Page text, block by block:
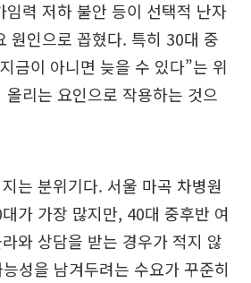
임력 저하 불안 등이 선택적 난자
원인으로 꼽혔다. 특히 30대 중
금이 아니면 늦을 수 있다”는 위
올리는 요인으로 작용하는 것으
는 분위기다. 서울 마곡 차병원
가 가장 많지만, 40대 중후반 여
와 상담을 받는 경우가 적지 않
성을 남겨두려는 수요가 꾸준히